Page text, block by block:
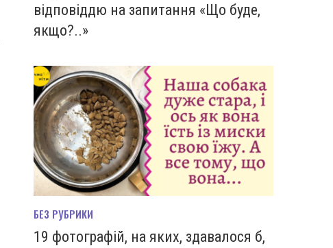
відповіддю на запитання «Що буде,
якщо?..»
БЕЗ РУБРИКИ
19 фотографій, на яких, здавалося б,